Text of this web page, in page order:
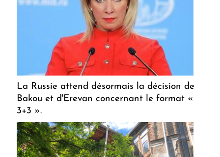
La Russie attend désormais la décision de
Bakou et d'Erevan concernant le format «
3+3 ».